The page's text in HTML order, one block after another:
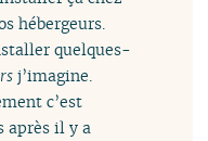
hébergeurs.
quelques-
j’imagine.
c’est
après il y a